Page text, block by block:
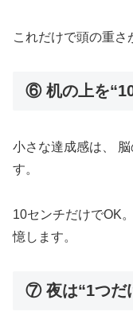
これだけで頭の重さ
⑥ 机の上を
小さな達成感は、
す。
10センチだけでOK
憶します。
⑦ 夜は“1つだ